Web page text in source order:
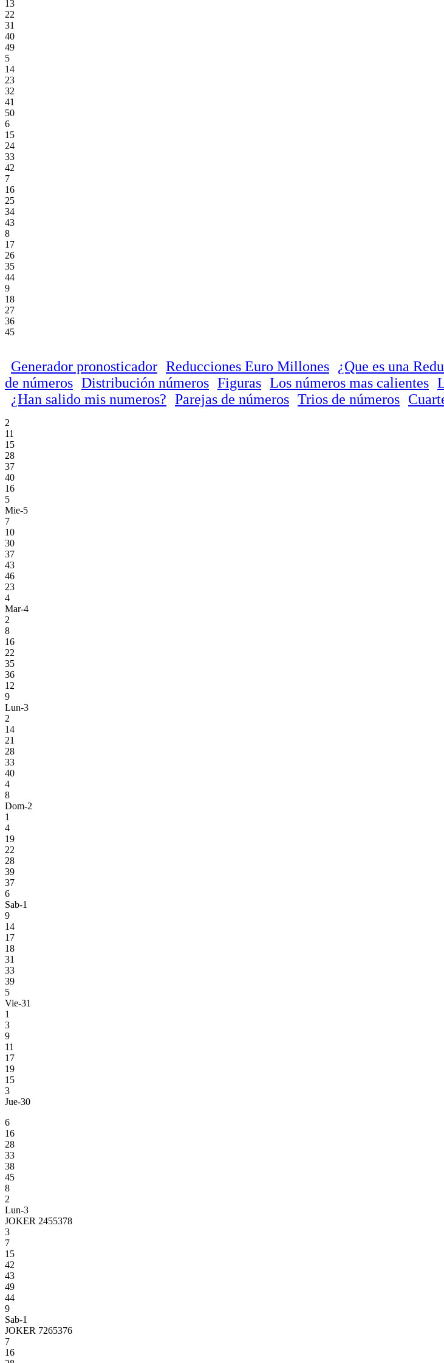
13
22
31
40
49
5
14
23
32
41
50
6
15
24
33
42
7
16
25
34
43
8
17
26
35
44
9
18
27
36
45
Generador pronosticador Reducciones Euro Millones ¿Que es una
de números Distribución números Figuras Los números mas calientes
¿Han salido mis numeros? Parejas de números Trios de números
2
11
15
28
37
40
16
5
Mie-5
7
10
30
37
43
46
23
4
Mar-4
2
8
16
22
35
36
12
9
Lun-3
2
14
21
28
33
40
4
8
Dom-2
1
4
19
22
28
39
37
6
Sab-1
9
14
17
18
31
33
39
5
Vie-31
1
3
9
11
17
19
15
3
Jue-30
6
16
28
33
38
45
8
2
Lun-3
JOKER 2455378
3
7
15
42
43
49
44
9
Sab-1
JOKER 7265376
7
16